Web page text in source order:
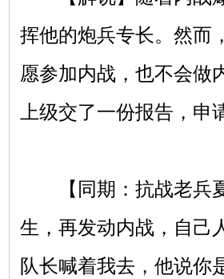
挥他的炮兵专长。然而
愿参加内战，也不会做
上级交了一份报告，申
【同期：抗战老兵夏
生，再发动内战，自己
队长喊着我去，他说你